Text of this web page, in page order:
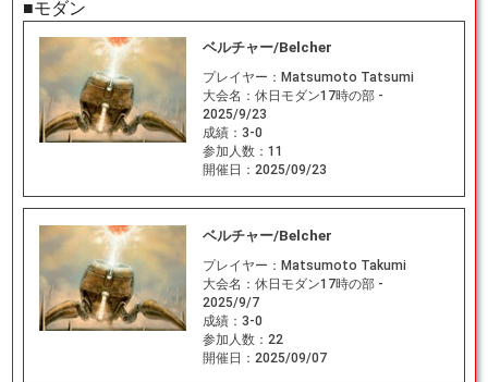
■モダン
ベルチャー/Belcher
プレイヤー： Matsumoto Tatsumi
大会名： 休日モダン17時の部 -
2025/9/23
成績： 3-0
参加人数： 11
開催日： 2025/09/23
ベルチャー/Belcher
プレイヤー： Matsumoto Takumi
大会名： 休日モダン17時の部 -
2025/9/7
成績： 3-0
参加人数： 22
開催日： 2025/09/07